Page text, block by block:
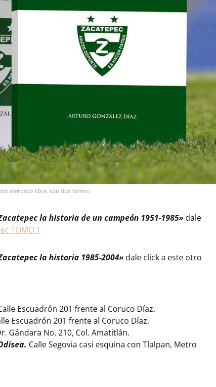
mercado libre, son dos tomos.
la historia de un campeón 1951-1985» dale
TOMO 1
la historia 1985-2004» dale click a este otro
Escuadrón 201 frente al Coruco Díaz.
Escuadrón 201 frente al Coruco Díaz.
Gándara No. 210, Col. Amatitlán.
Calle Segovia casi esquina con Tlalpan, Metro